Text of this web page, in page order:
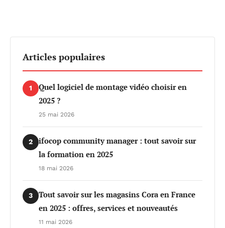
Articles populaires
1
Quel logiciel de montage vidéo choisir en
2025 ?
25 mai 2026
2
ifocop community manager : tout savoir sur
la formation en 2025
18 mai 2026
3
Tout savoir sur les magasins Cora en France
en 2025 : offres, services et nouveautés
11 mai 2026